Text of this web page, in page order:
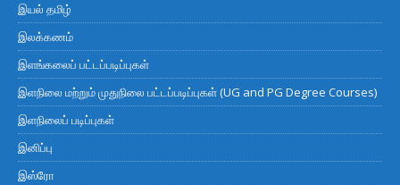
இயல் தமிழ்
இலக்கணம்
இளங்கலைப் பட்டப்படிப்புகள்
இளநிலை மற்றும் முதுநிலை பட்டப்படிப்புகள் (UG and PG Degree Courses)
இளநிலைப் படிப்புகள்
இனிப்பு
இஸ்ரோ